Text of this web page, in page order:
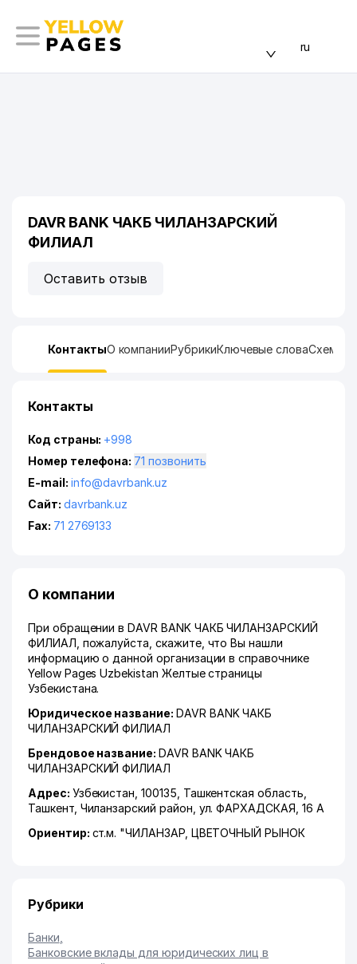
ru
DAVR BANK ЧАКБ ЧИЛАНЗАРСКИЙ
ФИЛИАЛ
Оставить отзыв
КонтактыО компанииРубрикиКлючевые словаСхема
Контакты
Код страны: +998
Номер телефона:
71 позвонить
E-mail: info@davrbank.uz
Сайт: davrbank.uz
Fax: 71 2769133
О компании
При обращении в DAVR BANK ЧАКБ ЧИЛАНЗАРСКИЙ
ФИЛИАЛ, пожалуйста, скажите, что Вы нашли
информацию о данной организации в справочнике
Yellow Pages Uzbekistan Желтые страницы
Узбекистана.
Юридическое название: DAVR BANK ЧАКБ
ЧИЛАНЗАРСКИЙ ФИЛИАЛ
Брендовое название: DAVR BANK ЧАКБ
ЧИЛАНЗАРСКИЙ ФИЛИАЛ
Адрес: Узбекистан, 100135, Ташкентская область
Ташкент, Чиланзарский район ул. ФАРХАДСКАЯ , 16 А
Ориентир: ст.м. "ЧИЛАНЗАР, ЦВЕТОЧНЫЙ РЫНОК
Рубрики
Банки
Банковские вклады для юридических лиц в